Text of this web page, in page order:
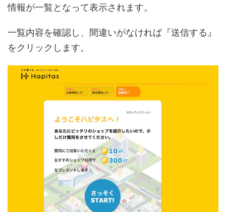
情報が一覧となって表示されます。
一覧内容を確認し、間違いがなければ『送信する』
をクリックします。